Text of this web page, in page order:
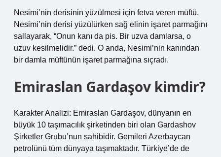
Nesimi’nin derisinin yüzülmesi için fetva veren müftü,
Nesimi’nin derisi yüzülürken sağ elinin işaret parmağını
sallayarak, “Onun kanı da pis. Bir uzva damlarsa, o
uzuv kesilmelidir.” dedi. O anda, Nesimi’nin kanından
bir damla müftünün işaret parmağına sıçradı.
Emiraslan Gardaşov kimdir?
Karakter Analizi: Emiraslan Gardaşov, dünyanın en
büyük 10 taşımacılık şirketinden biri olan Gardashov
Şirketler Grubu’nun sahibidir. Gemileri Azerbaycan
petrolünü tüm dünyaya taşımaktadır. Türkiye’de de